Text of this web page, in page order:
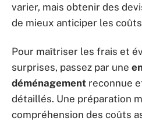
varier, mais obtenir des
de mieux anticiper les
Pour maîtriser les frais et
surprises, passez par une
déménagement reconnue
détaillés. Une préparation
compréhension des coûts